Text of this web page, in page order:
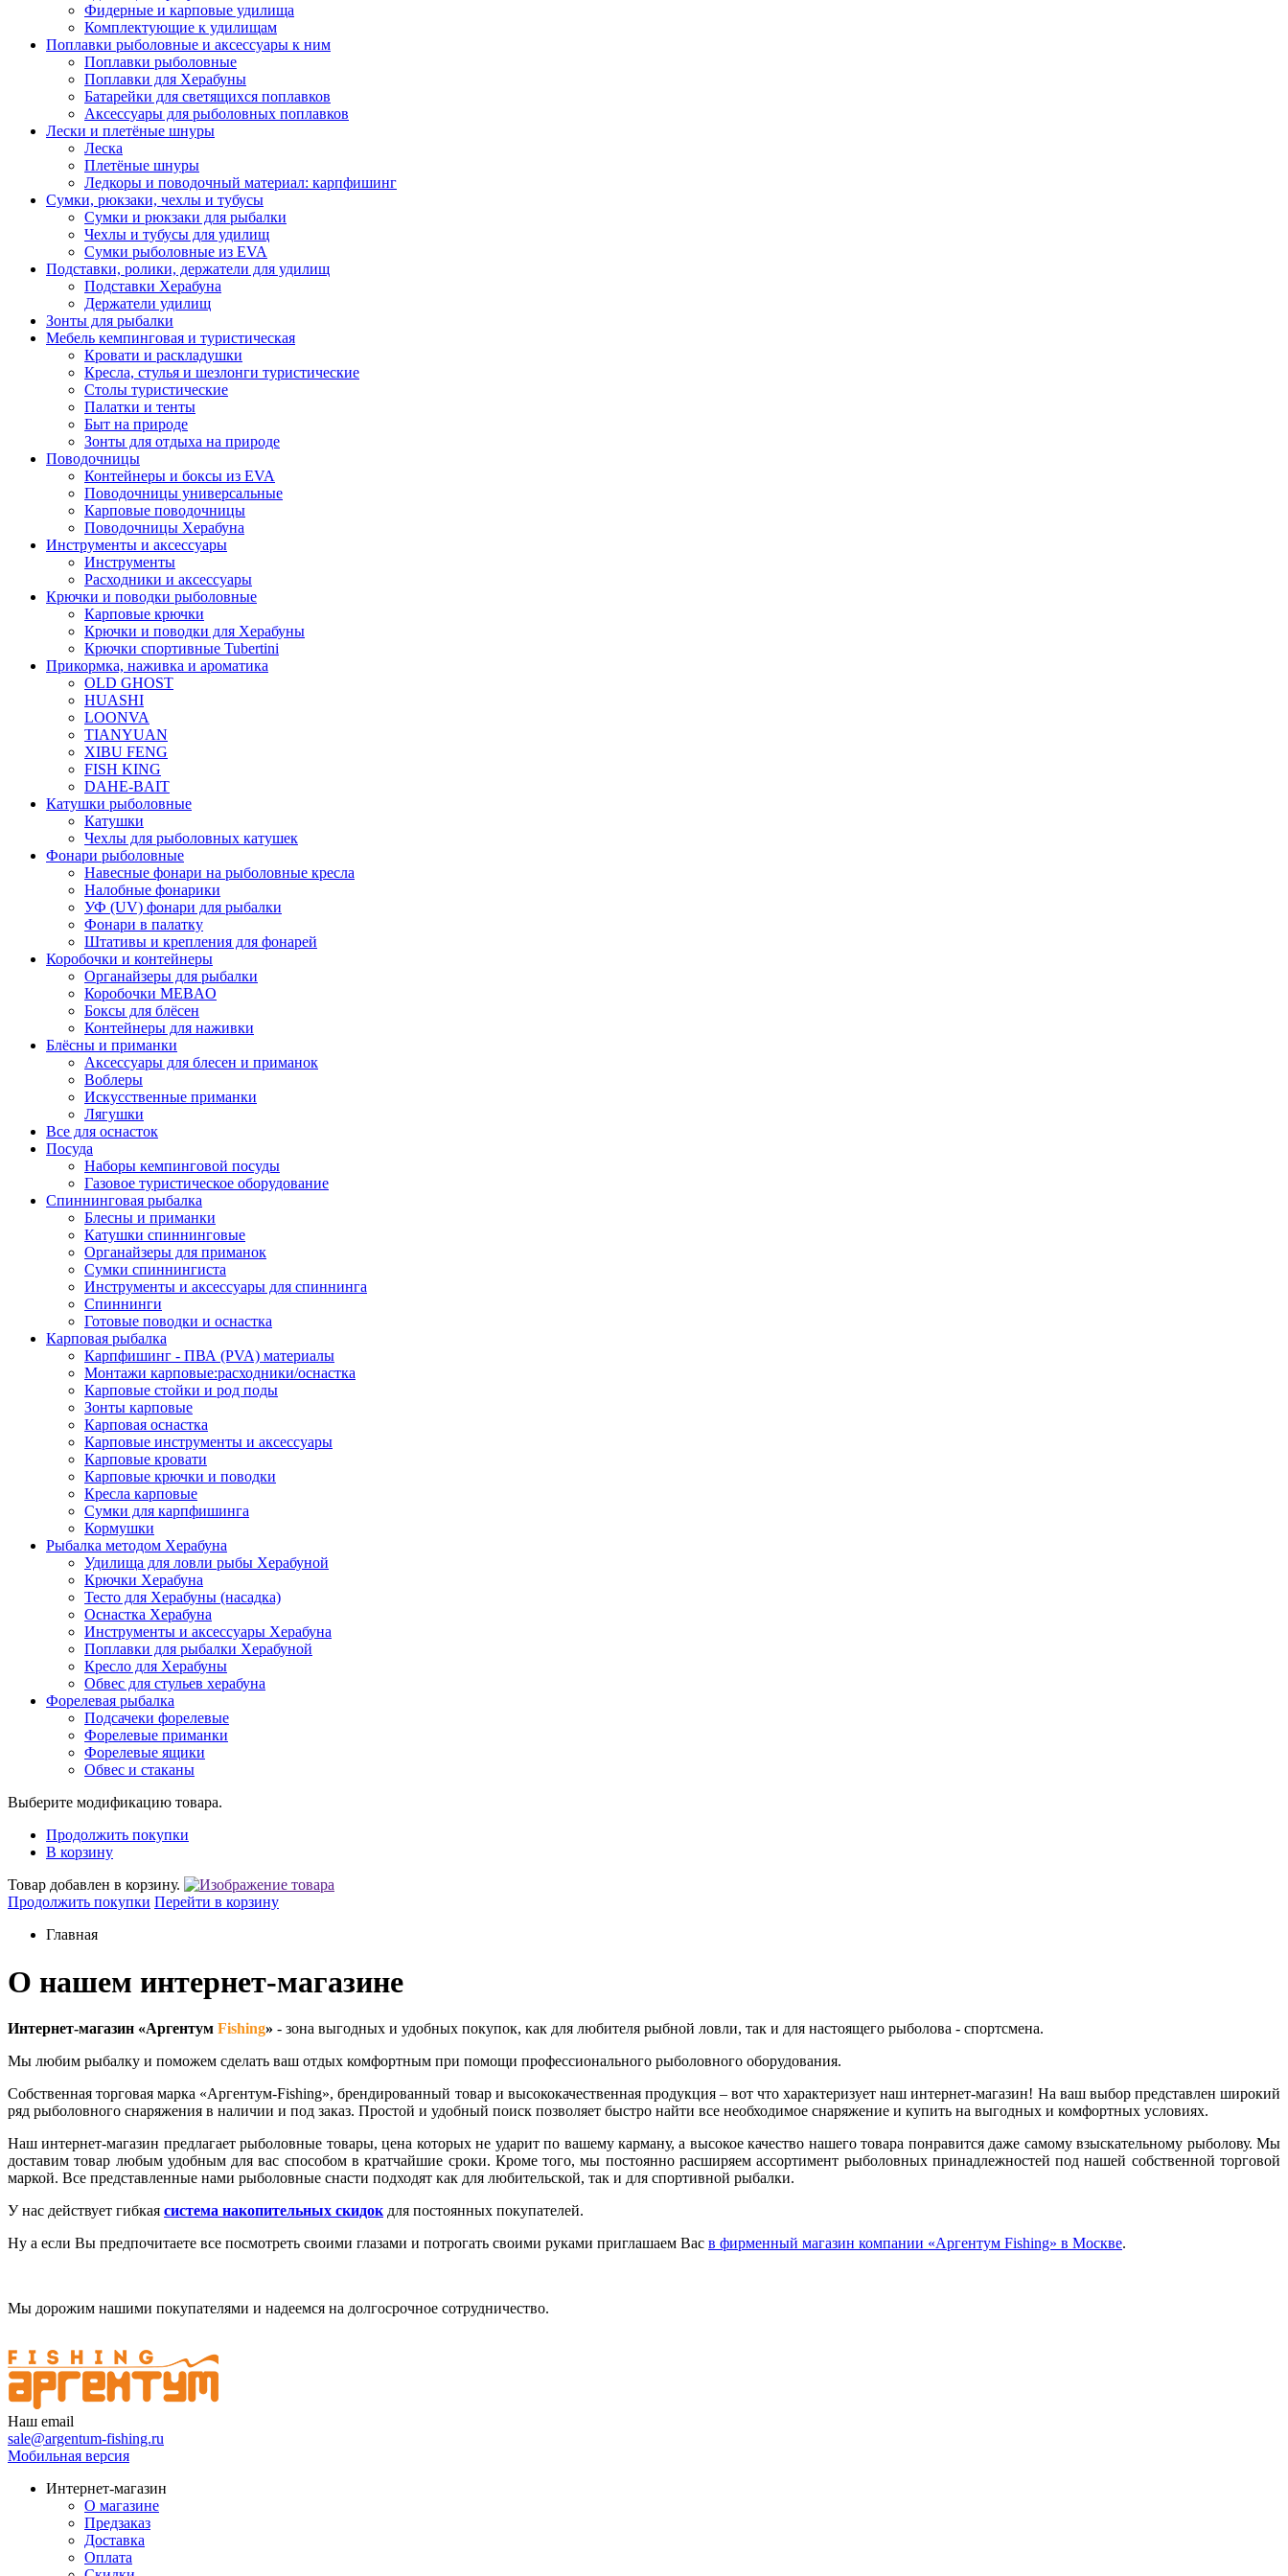
Фидерные и карповые удилища
Комплектующие к удилищам
Поплавки рыболовные и аксессуары к ним
Поплавки рыболовные
Поплавки для Херабуны
Батарейки для светящихся поплавков
Аксессуары для рыболовных поплавков
Лески и плетёные шнуры
Леска
Плетёные шнуры
Ледкоры и поводочный материал: карпфишинг
Сумки, рюкзаки, чехлы и тубусы
Сумки и рюкзаки для рыбалки
Чехлы и тубусы для удилищ
Сумки рыболовные из EVA
Подставки, ролики, держатели для удилищ
Подставки Херабуна
Держатели удилищ
Зонты для рыбалки
Мебель кемпинговая и туристическая
Кровати и раскладушки
Кресла, стулья и шезлонги туристические
Столы туристические
Палатки и тенты
Быт на природе
Зонты для отдыха на природе
Поводочницы
Контейнеры и боксы из EVA
Поводочницы универсальные
Карповые поводочницы
Поводочницы Херабуна
Инструменты и аксессуары
Инструменты
Расходники и аксессуары
Крючки и поводки рыболовные
Карповые крючки
Крючки и поводки для Херабуны
Крючки спортивные Tubertini
Прикормка, наживка и ароматика
OLD GHOST
HUASHI
LOONVA
TIANYUAN
XIBU FENG
FISH KING
DAHE-BAIT
Катушки рыболовные
Катушки
Чехлы для рыболовных катушек
Фонари рыболовные
Навесные фонари на рыболовные кресла
Налобные фонарики
УФ (UV) фонари для рыбалки
Фонари в палатку
Штативы и крепления для фонарей
Коробочки и контейнеры
Органайзеры для рыбалки
Коробочки MEBAO
Боксы для блёсен
Контейнеры для наживки
Блёсны и приманки
Аксессуары для блесен и приманок
Воблеры
Искусственные приманки
Лягушки
Все для оснасток
Посуда
Наборы кемпинговой посуды
Газовое туристическое оборудование
Спиннинговая рыбалка
Блесны и приманки
Катушки спиннинговые
Органайзеры для приманок
Сумки спиннингиста
Инструменты и аксессуары для спиннинга
Спиннинги
Готовые поводки и оснастка
Карповая рыбалка
Карпфишинг - ПВА (PVA) материалы
Монтажи карповые:расходники/оснастка
Карповые стойки и род поды
Зонты карповые
Карповая оснастка
Карповые инструменты и аксессуары
Карповые кровати
Карповые крючки и поводки
Кресла карповые
Сумки для карпфишинга
Кормушки
Рыбалка методом Херабуна
Удилища для ловли рыбы Херабуной
Крючки Херабуна
Тесто для Херабуны (насадка)
Оснастка Херабуна
Инструменты и аксессуары Херабуна
Поплавки для рыбалки Херабуной
Кресло для Херабуны
Обвес для стульев херабуна
Форелевая рыбалка
Подсачеки форелевые
Форелевые приманки
Форелевые ящики
Обвес и стаканы
Выберите модификацию товара.
Продолжить покупки
В корзину
Товар добавлен в корзину.
Продолжить покупки Перейти в корзину
Главная
О нашем интернет-магазине
Интернет-магазин «Аргентум Fishing» - зона выгодных и удобных покупок, как для любителя рыбной ловли, так и для настоящего рыболова - спортсмена.
Мы любим рыбалку и поможем сделать ваш отдых комфортным при помощи профессионального рыболовного оборудования.
Собственная торговая марка «Аргентум-Fishing», брендированный товар и высококачественная продукция – вот что характеризует наш интернет-магазин! На ваш выбор представлен широкий
ряд рыболовного снаряжения в наличии и под заказ. Простой и удобный поиск позволяет быстро найти все необходимое снаряжение и купить на выгодных и комфортных условиях.
Наш интернет-магазин предлагает рыболовные товары, цена которых не ударит по вашему карману, а высокое качество нашего товара понравится даже самому взыскательному рыболову. Мы
доставим товар любым удобным для вас способом в кратчайшие сроки. Кроме того, мы постоянно расширяем ассортимент рыболовных принадлежностей под нашей собственной торговой
маркой. Все представленные нами рыболовные снасти подходят как для любительской, так и для спортивной рыбалки.
У нас действует гибкая система накопительных скидок для постоянных покупателей.
Ну а если Вы предпочитаете все посмотреть своими глазами и потрогать своими руками приглашаем Вас в фирменный магазин компании «Аргентум Fishing» в Москве.
Мы дорожим нашими покупателями и надеемся на долгосрочное сотрудничество.
Наш email
sale@argentum-fishing.ru
Мобильная версия
Интернет-магазин
О магазине
Предзаказ
Доставка
Оплата